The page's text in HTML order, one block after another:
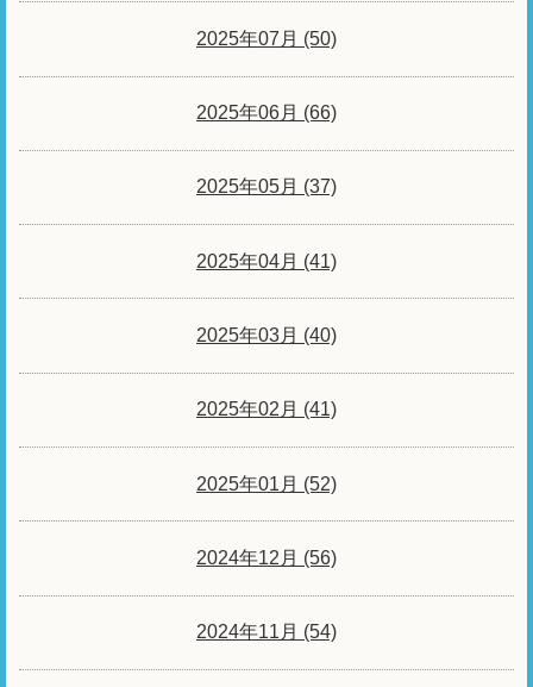
2025年07月 (50)
2025年06月 (66)
2025年05月 (37)
2025年04月 (41)
2025年03月 (40)
2025年02月 (41)
2025年01月 (52)
2024年12月 (56)
2024年11月 (54)